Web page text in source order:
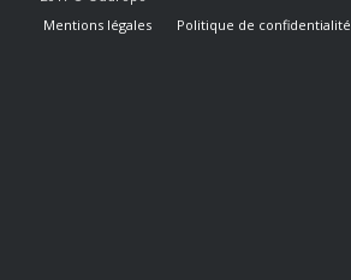
Mentions légales
Politique de confidentialité